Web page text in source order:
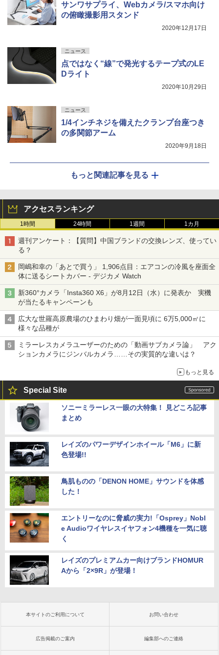
サンワサプライ、Webカメラ/スマホ向け
の俯瞰撮影用スタンド
2020年12月17日
ニュース
点ではなく“線”で発光するテープ式のLE
Dライト
2020年10月29日
ニュース
1/4インチネジを備えたクランプ台座つき
の多関節アーム
2020年9月18日
もっと関連記事を見る
アクセスランキング
1時間 24時間 1週間 1カ月
週刊アンケート：【質問】中国ブランドの交換レンズ、使ってい
る？
岡嶋和幸の「あとで買う」 1,906点目：エアコンの冷風を座面全
体に送るシートカバー - デジカメ Watch
新360°カメラ「Insta360 X6」が8月12日（水）に発表か 実機
が当たるキャンペーンも
広大な世羅高原農場のひまわり畑が一面見頃に 6万5,000㎡に
様々な品種が
ミラーレスカメラユーザーのための「動画サブカメラ論」 アク
ションカメラにジンバルカメラ……その実質的な違いは？
もっと見る
Special Site
ソニーミラーレス一眼の大特集！ 見どころ記事
まとめ
レイズのパワーデザインホイール「M6」に新
色登場!!
鳥肌ものの「DENON HOME」サウンドを体感
した！
エントリーなのに脅威の実力!「Osprey」Nobl
e Audioワイヤレスイヤフォン4機種を一気に聴
く
レイズのプレミアムカー向けブランドHOMUR
Aから「2×9R」が登場！
本サイトのご利用について お問い合わせ
広告掲載のご案内 編集部へのご連絡